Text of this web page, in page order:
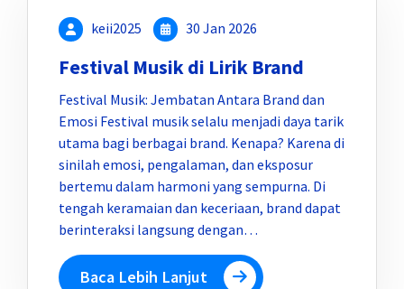
keii2025 30 Jan 2026
Festival Musik di Lirik Brand
Festival Musik: Jembatan Antara Brand dan
Emosi Festival musik selalu menjadi daya tarik
utama bagi berbagai brand. Kenapa? Karena di
sinilah emosi, pengalaman, dan eksposur
bertemu dalam harmoni yang sempurna. Di
tengah keramaian dan keceriaan, brand dapat
berinteraksi langsung dengan…
Baca Lebih Lanjut